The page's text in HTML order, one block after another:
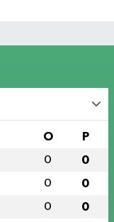
O P
0 0
0 0
0 0